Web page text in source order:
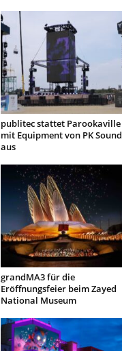
publitec stattet Parookaville
mit Equipment von PK Sound
aus
grandMA3 für die
Eröffnungsfeier beim Zayed
National Museum